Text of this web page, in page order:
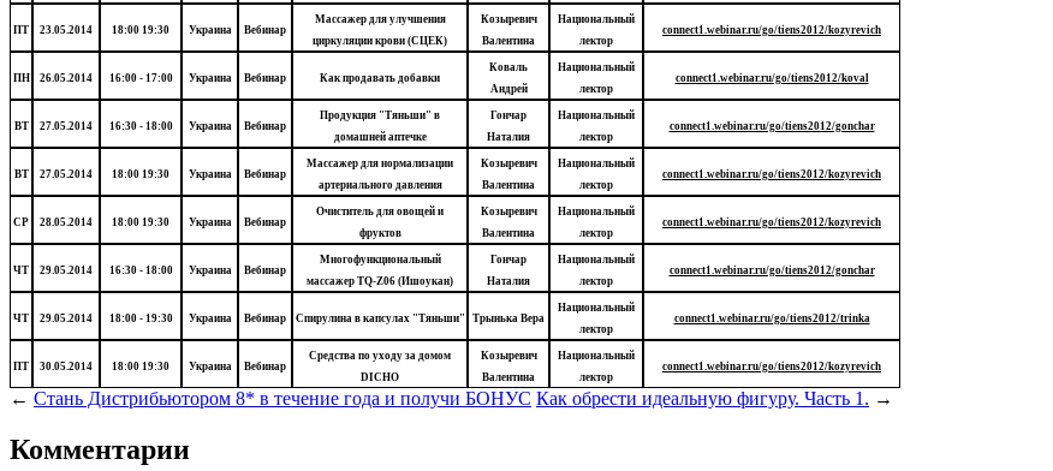
ПТ 23.05.2014 18:00 19:30 Украина Вебинар
Массажер для улучшения
циркуляции крови (СЦЕК)
Козыревич
Валентина
Национальный
лектор
connect1.webinar.ru/go/tiens2012/kozyrevich
ПН 26.05.2014 16:00 - 17:00 Украина Вебинар Как продавать добавки
Коваль
Андрей
Национальный
лектор
connect1.webinar.ru/go/tiens2012/koval
ВТ 27.05.2014 16:30 - 18:00 Украина Вебинар
Продукция "Тяньши" в
домашней аптечке
Гончар
Наталия
Национальный
лектор
connect1.webinar.ru/go/tiens2012/gonchar
ВТ 27.05.2014 18:00 19:30 Украина Вебинар
Массажер для нормализации
артериального давления
Козыревич
Валентина
Национальный
лектор
connect1.webinar.ru/go/tiens2012/kozyrevich
СР 28.05.2014 18:00 19:30 Украина Вебинар
Очиститель для овощей и
фруктов
Козыревич
Валентина
Национальный
лектор
connect1.webinar.ru/go/tiens2012/kozyrevich
ЧТ 29.05.2014 16:30 - 18:00 Украина Вебинар
Многофункциональный
массажер TQ-Z06 (Ишоукан)
Гончар
Наталия
Национальный
лектор
connect1.webinar.ru/go/tiens2012/gonchar
ЧТ 29.05.2014 18:00 - 19:30 Украина Вебинар Спирулина в капсулах "Тяньши" Трынька Вера
Национальный
лектор
connect1.webinar.ru/go/tiens2012/trinka
ПТ 30.05.2014 18:00 19:30 Украина Вебинар
Средства по уходу за домом
DICHO
Козыревич
Валентина
Национальный
лектор
connect1.webinar.ru/go/tiens2012/kozyrevich
← Стань Дистрибьютором 8* в течение года и получи БОНУС Как обрести идеальную фигуру. Часть 1. →
Комментарии